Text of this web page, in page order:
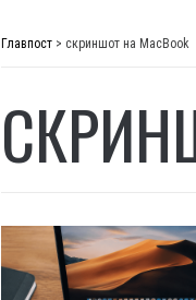
Главпост > скриншот на MacBook